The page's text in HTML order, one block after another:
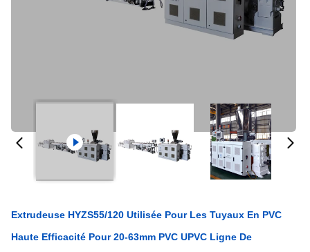
Extrudeuse HYZS55/120 Utilisée Pour Les Tuyaux En PVC
Haute Efficacité Pour 20-63mm PVC UPVC Ligne De